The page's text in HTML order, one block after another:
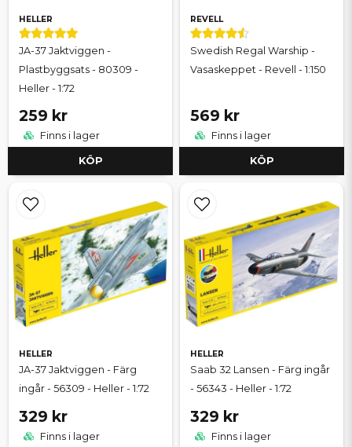
HELLER
JA-37 Jaktviggen -
Plastbyggsats - 80309 -
Heller - 1:72
259 kr
Finns i lager
KÖP
REVELL
Swedish Regal Warship -
Vasaskeppet - Revell - 1:150
569 kr
Finns i lager
KÖP
HELLER
JA-37 Jaktviggen - Färg
ingår - 56309 - Heller - 1:72
329 kr
Finns i lager
HELLER
Saab 32 Lansen - Färg ingår
- 56343 - Heller - 1:72
329 kr
Finns i lager